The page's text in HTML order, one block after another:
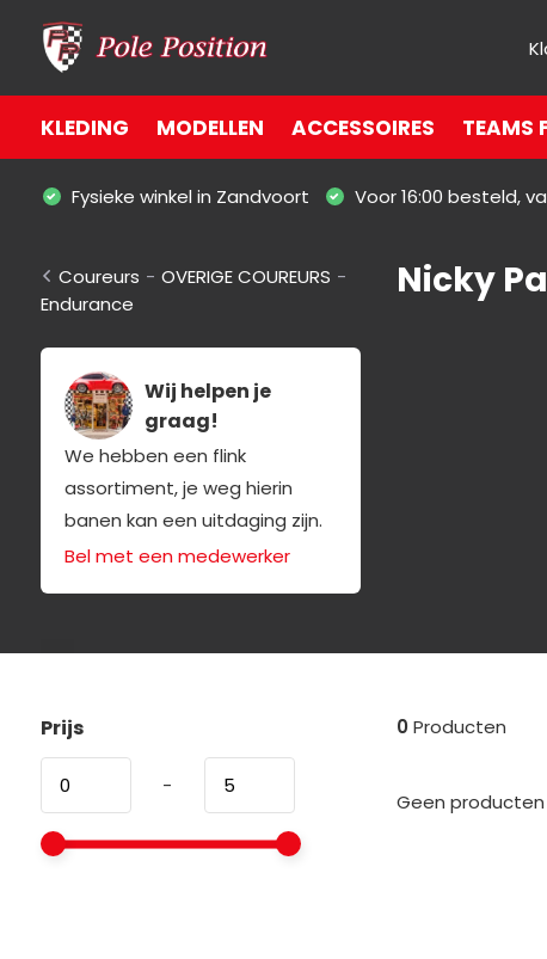
KLEDING MODELLEN ACCESSOIRES TEAMS
Fysieke winkel in Zandvoort Voor 16:00 besteld,
Coureurs - OVERIGE COUREURS -
Endurance
Wij helpen je
graag!
We hebben een flink
assortiment, je weg hierin
banen kan een uitdaging zijn.
Bel met een medewerker
Nicky
Prijs
-
0Producten
Geen producten